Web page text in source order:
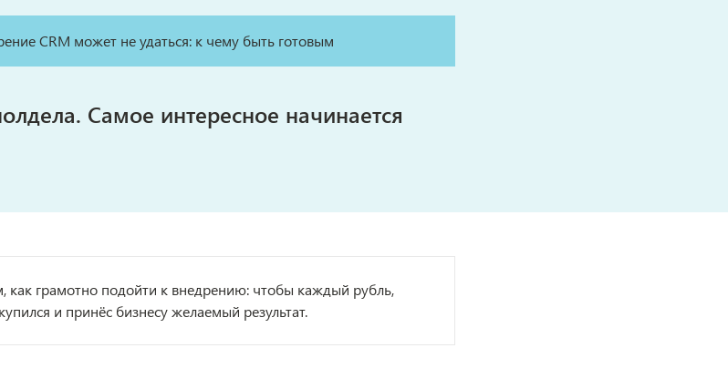
Самое интересное начинается
как грамотно подойти к внедрению: чтобы каждый рубль,
и принёс бизнесу желаемый результат.